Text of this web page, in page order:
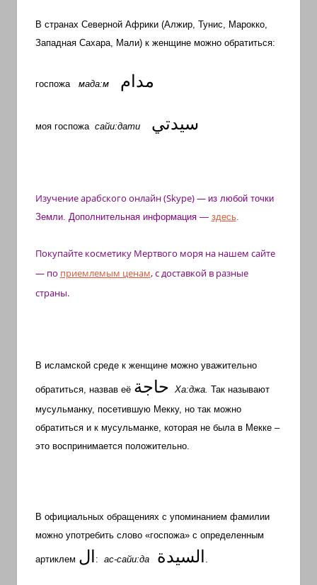
В странах Северной Африки (Алжир, Тунис, Марокко,
Западная Сахара, Мали) к женщине можно обратиться:
госпожа мада:м مدام
سيدتي моя госпожа сайи:дати
Изучение арабского онлайн (Skype)— из любой точки
Земли. Дополнительная информация — здесь.
Покупайте косметику Мертвого моря на нашем сайте
— по приемлемым ценам, с доставкой в разные
страны.
В исламской среде к женщине можно уважительно
обратиться, назвав её حاجة Ха:джа. Так называют
мусульманку, посетившую Мекку, но так можно
обратиться и к мусульманке, которая не была в Мекке –
это воспринимается положительно.
В официальных обращениях с упоминанием фамилии
можно употребить слово «госпожа» с определенным
артиклем ال : ас-сайи:да السيدة .